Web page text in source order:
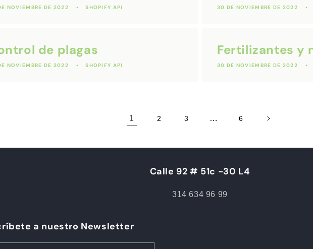
NOVIEMBRE DE 2022 SHOPIFY API 30 DE NOVIEMBRE DE 2022
de plagas
NOVIEMBRE DE 2022 SHOPIFY API
Fertilizantes y
30 DE NOVIEMBRE DE 2022
1 2 3 … 6
Calle 92 # 51c -30 L4
314 634 96 99
a nuestro Newsletter